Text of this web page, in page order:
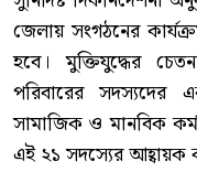
জেলায় সংগঠনের
হবে। মুক্তিযুদ্ধের
পরিবারের
সামাজিক ও মানবিক
এই ২১ সদস্যের আহ্বায়ক